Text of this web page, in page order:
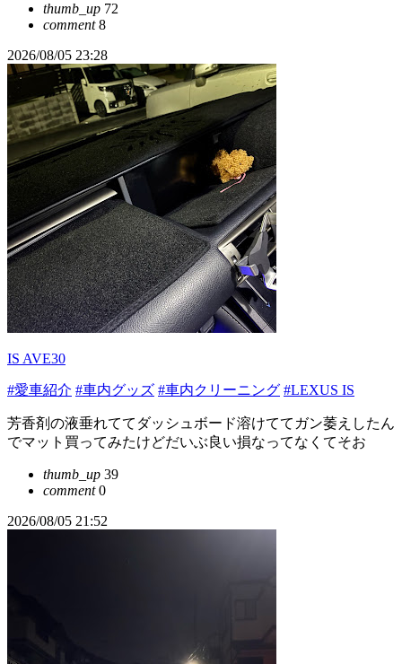
thumb_up 72
comment8
2026/08/05 23:28
IS AVE30
#愛車紹介 #車内グッズ #車内クリーニング #LEXUS IS
芳香剤の液垂れててダッシュボード溶けててガン萎えしたん
でマット買ってみたけどだいぶ良い損なってなくてそお
thumb_up 39
comment0
2026/08/05 21:52